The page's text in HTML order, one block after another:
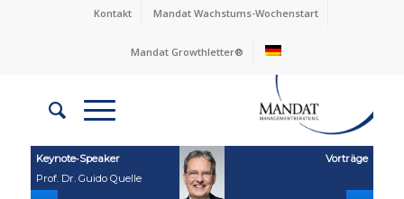
Kontakt Mandat Wachstums-Wochenstart
Mandat Growthletter®
Keynote‑Speaker
Prof. Dr. Guido Quelle
Vorträge